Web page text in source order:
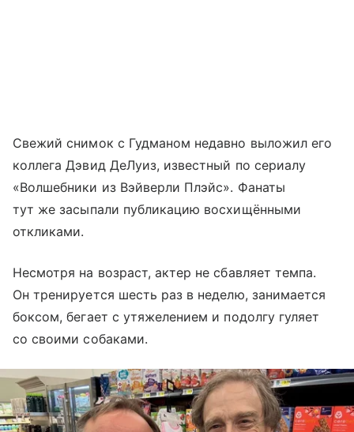
Свежий снимок с Гудманом недавно выложил его
коллега Дэвид ДеЛуиз, известный по сериалу
«Волшебники из Вэйверли Плэйс». Фанаты
тут же засыпали публикацию восхищёнными
откликами.
Несмотря на возраст, актер не сбавляет темпа.
Он тренируется шесть раз в неделю, занимается
боксом, бегает с утяжелением и подолгу гуляет
со своими собаками.